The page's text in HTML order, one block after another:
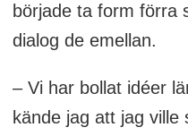
började ta form förra
dialog de emellan.
– Vi har bollat idéer
kände jag att jag